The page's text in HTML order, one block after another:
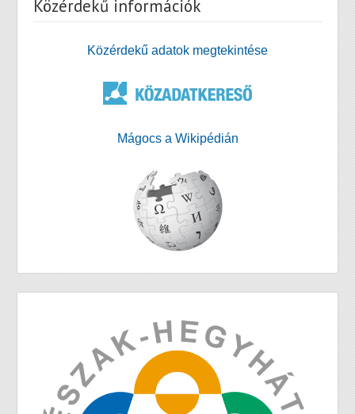
Közérdekű információk
Közérdekű adatok megtekintése
Mágocs a Wikipédián